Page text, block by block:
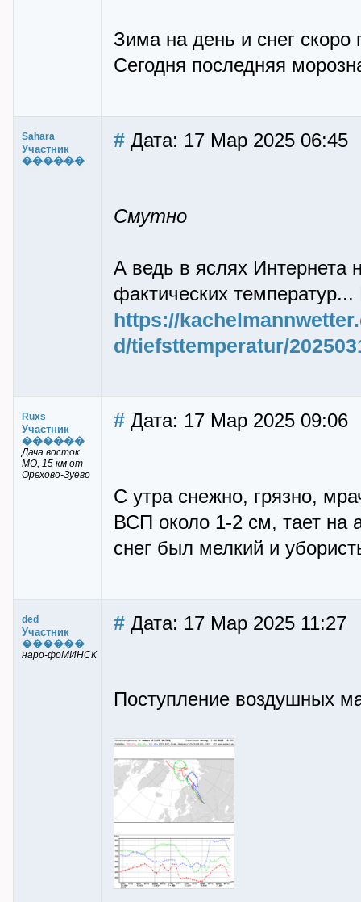
Зима на день и снег скоро
Сегодня последняя
Sahara
Участник
������
# Дата: 17 Мар 2025 06:45
Смутно
А ведь в яслях Интернета
фактических
https://
d/tiefsttemperatur/
Ruxs
Участник
������
Дача восток
МО, 15 км от
Орехово-Зуево
# Дата: 17 Мар 2025 09:06
С утра снежно, грязно,
ВСП около 1-2 см, тает на
снег был мелкий и
ded
Участник
������
наро-фоМИНСК
# Дата: 17 Мар 2025 11:27
Поступление воздушных